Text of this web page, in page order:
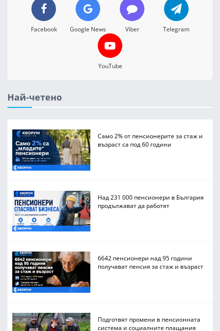
Facebook Google News Viber Telegram
YouTube
Най-четено
Само 2% от пенсионерите за стаж и
възраст са под 60 години
Над 231 000 пенсионери в България
продължават да работят
6642 пенсионери над 95 години
получават пенсия за стаж и възраст
Подготвят промени в пенсионната
система и социалните плащания